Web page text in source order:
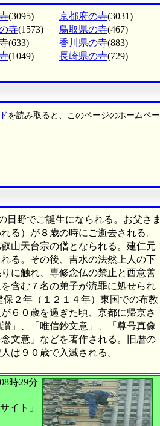
(3095) 京都府の寺(3031)
寺(1573) 鳥取県の寺(467)
(633) 香川県の寺(883)
(1049) 長崎県の寺(729)
を読み取ると、このページのホームペー
日野でご誕生になられる。お父さま
る）が８歳の時にご逝去される。
山天台宗の僧となられる。建仁元
る。その後、吉水の法然上人の下
に触れ、専修念仏の禁止と西意善
含む７名の弟子が流罪に処せられ
２年（１２１４年）東国での布教
６０歳を過ぎた頃、京都に帰京さ
」、「唯信鈔文意」、「尊号真像
文意」などを著作される。旧暦の
は９０歳で入滅される。
時29分
イト」